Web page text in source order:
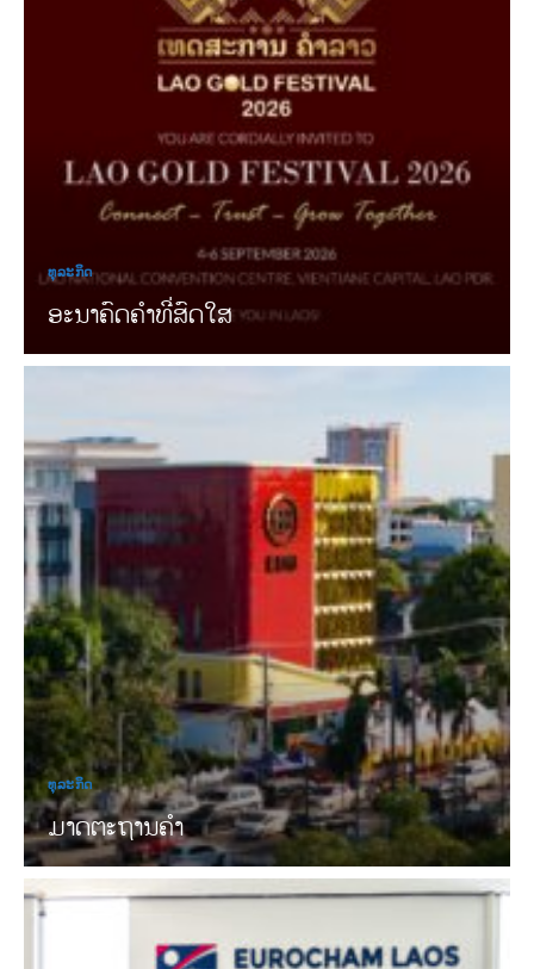
ທຸລະກິດ
ອະນາຄົດຄຳທີ່ສົດໃສ
ທຸລະກິດ
ມາດຕະຖານຄໍາ